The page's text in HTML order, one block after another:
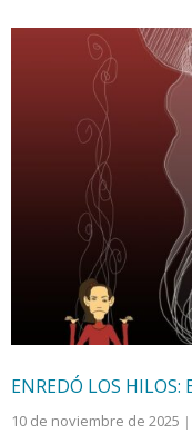
ENREDÓ LOS HILOS:
10 de noviembre de 2025